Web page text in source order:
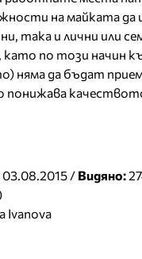
на майката да
така и лични или
по този начин
няма да бъдат
понижава
03.08.2015 / Видяно:
Ivanova